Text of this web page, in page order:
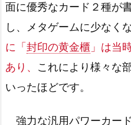
面に優秀なカード２種が
し、メタゲームに少なく
に「 封印の黄金櫃 」は当
あり、 これにより様々な
いったほどです。
強力な汎用パワーカー